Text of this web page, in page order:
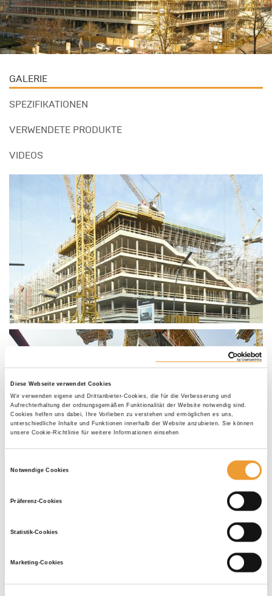
Diese Webseite verwendet Cookies
Wir verwenden eigene und Drittanbieter-Cookies, die für die Verbesserung und
Aufrechterhaltung der ordnungsgemäßen Funktionalität der Website notwendig sind.
Cookies helfen uns dabei, Ihre Vorlieben zu verstehen und ermöglichen es uns,
unterschiedliche Inhalte und Funktionen innerhalb der Website anzubieten. Sie können
unsere Cookie-Richtlinie für weitere Informationen einsehen
Notwendige Cookies
Präferenz-Cookies
Statistik-Cookies
Marketing-Cookies
GALERIE
SPEZIFIKATIONEN
VERWENDETE PRODUKTE
VIDEOS